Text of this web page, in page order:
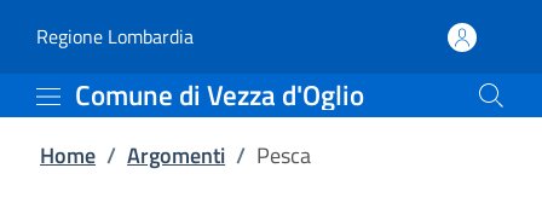
Pesca | Comune di
Regione Lombardia(apre in un'altra scheda).
Comune di Vezza d'Oglio
Home / Argomenti / Pesca